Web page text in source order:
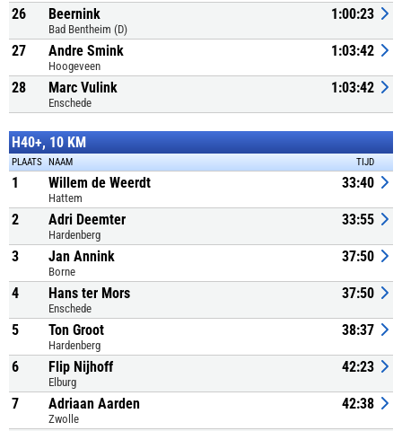
26 Beernink
Bad Bentheim (D)
1:00:23
27 Andre Smink
Hoogeveen
1:03:42
28 Marc Vulink
Enschede
1:03:42
H40+, 10 KM
PLAATS NAAM TIJD
1 Willem de Weerdt
Hattem
33:40
2 Adri Deemter
Hardenberg
33:55
3 Jan Annink
Borne
37:50
4 Hans ter Mors
Enschede
37:50
5 Ton Groot
Hardenberg
38:37
6 Flip Nijhoff
Elburg
42:23
7 Adriaan Aarden
Zwolle
42:38